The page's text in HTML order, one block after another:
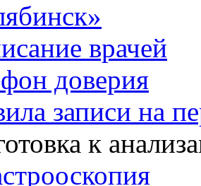
врачей
доверия
записи на
к